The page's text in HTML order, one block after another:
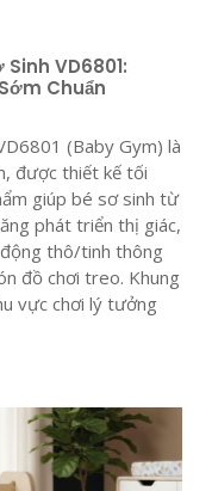
VD6801:
Chuẩn
(Baby Gym) là
được thiết kế tối
giúp bé sơ sinh từ
phát triển thị giác,
thô/tinh thông
đồ chơi treo. Khung
vực chơi lý tưởng